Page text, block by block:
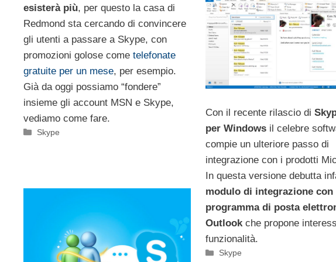
esisterà più, per questo la casa di
Redmond sta cercando di convincere
gli utenti a passare a Skype, con
promozioni golose come telefonate
gratuite per un mese, per esempio.
Già da oggi possiamo “fondere”
insieme gli account MSN e Skype,
vediamo come fare.
Categorie
Skype
Con il recente rilascio di
per Windowsil celebre
compie un ulteriore passo di
integrazione con i prodotti
In questa versione debutta
modulo di integrazione con
programma di posta
Outlookche propone
funzionalità.
Categorie
Skype